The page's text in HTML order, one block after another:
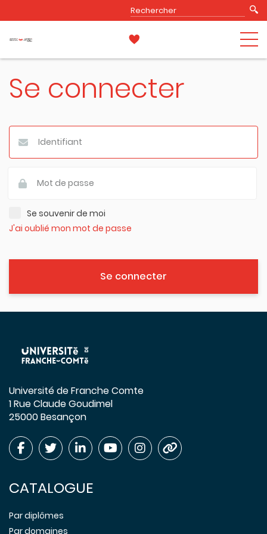
Se connecter
Se souvenir de moi
J'ai oublié mon mot de passe
Se connecter
Université de Franche Comte
1 Rue Claude Goudimel
25000 Besançon
CATALOGUE
Par diplômes
Par domaines